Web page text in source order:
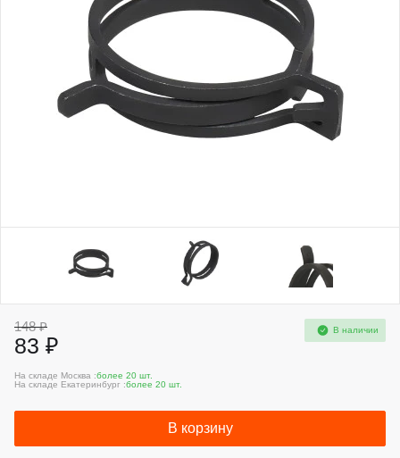
148 ₽
83 ₽
В наличии
На складе Москва :более 20 шт.
На складе Екатеринбург :более 20 шт.
В корзину